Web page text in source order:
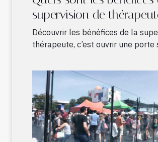
supervision de
les pratiques en
?
Découvrir les bénéfices de la
thérapeute, c’est ouvrir une porte